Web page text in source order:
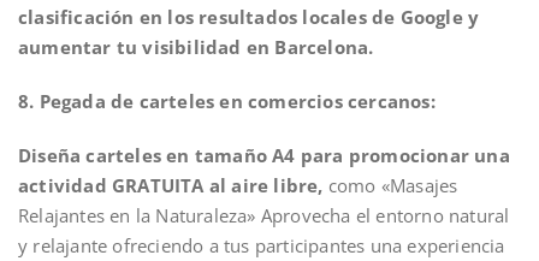
clasificación en los resultados locales de Google y
aumentar tu visibilidad en Barcelona.
8. Pegada de carteles en comercios cercanos:
Diseña carteles en tamaño A4 para promocionar una
actividad GRATUITA al aire libre, como «Masajes
Relajantes en la Naturaleza» Aprovecha el entorno natural
y relajante ofreciendo a tus participantes una experiencia